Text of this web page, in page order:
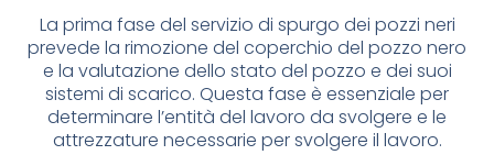
La prima fase del servizio di spurgo dei pozzi neri
prevede la rimozione del coperchio del pozzo nero
e la valutazione dello stato del pozzo e dei suoi
sistemi di scarico. Questa fase è essenziale per
determinare l’entità del lavoro da svolgere e le
attrezzature necessarie per svolgere il lavoro.